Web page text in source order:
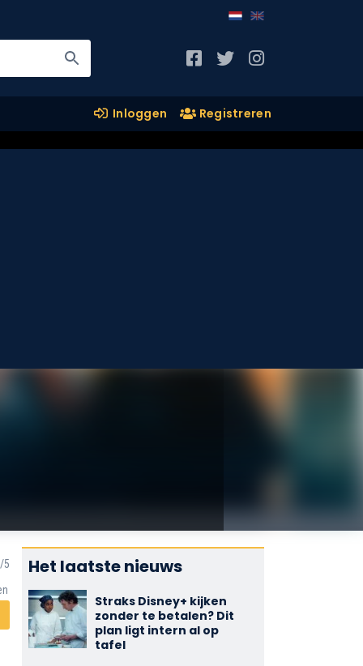
Inloggen Registreren
Het laatste nieuws
Straks Disney+ kijken
zonder te betalen? Dit
plan ligt intern al op
tafel